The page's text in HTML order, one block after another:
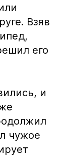
Взяв
его
и
чужое